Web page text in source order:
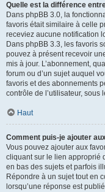
Quelle est la différence
Dans phpBB 3.0, la
favoris était similaire à celle
receviez aucune notification
Dans phpBB 3.3, les favoris
pouvez à présent recevoir
mis à jour. L’abonnement,
forum ou d’un sujet auquel
favoris et des abonnements
contrôle de l’utilisateur, sous
Haut
Comment puis-je ajouter
Vous pouvez ajouter aux
cliquant sur le lien approprié
en bas des sujets et parfois
Répondre à un sujet tout en
lorsqu’une réponse est